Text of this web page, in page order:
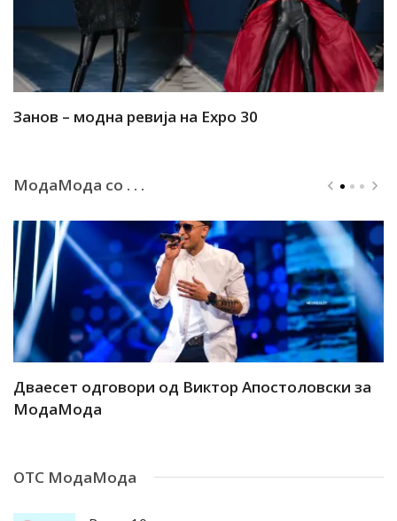
Занов – модна ревија на Expo 30
МодаМода со . . .
Дваесет одговори од Виктор Апостоловски за
МодаМода
ОТС МодаМода